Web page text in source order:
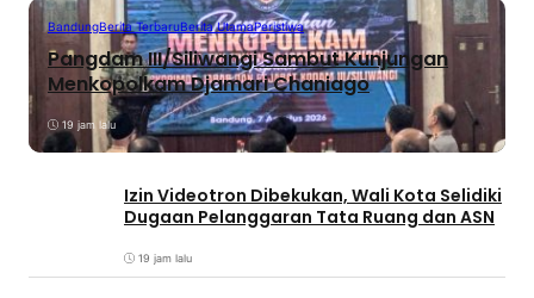
BandungBerita TerbaruBerita UtamaPeristiwa
Pangdam III/Siliwangi Sambut Kunjungan
Menkopolkam Djamari Chaniago
19 jam lalu
Izin Videotron Dibekukan, Wali Kota Selidiki
Dugaan Pelanggaran Tata Ruang dan ASN
19 jam lalu